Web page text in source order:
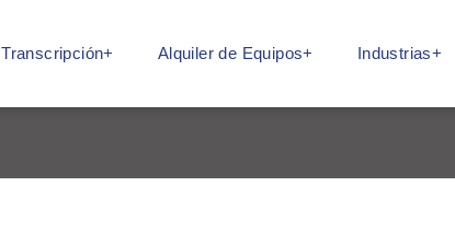
Transcripción+ Alquiler de Equipos+ Industrias+